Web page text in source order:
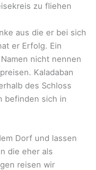
zu fliehen
aus die er bei sich
er Erfolg. Ein
nicht nennen
Kaladaban
des Schloss
befinden sich in
Dorf und lassen
die eher als
reisen wir